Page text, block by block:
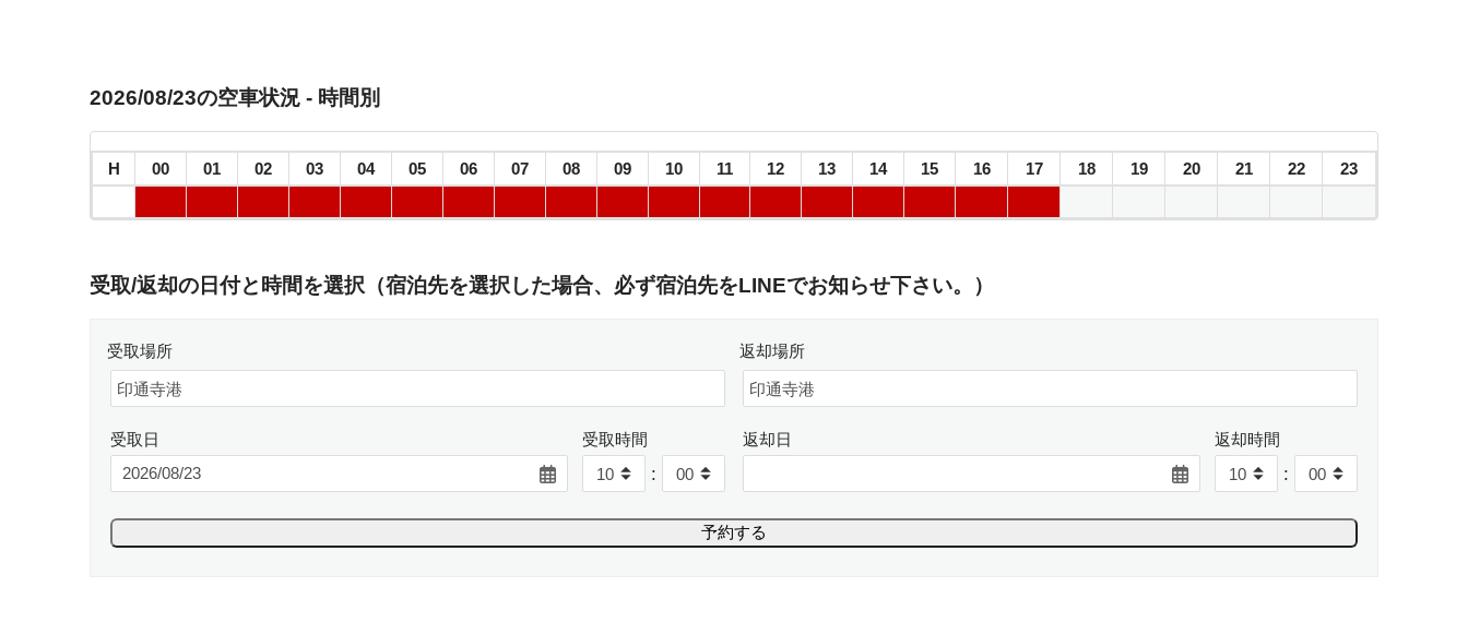
2026/08/23の空車状況 - 時間別
H 00 01 02 03 04 05 06 07 08 09 10 11 12 13 14 15 16 17 18 19 20 21 22 23
受取/返却の日付と時間を選択（宿泊先を選択した場合、必ず宿泊先をLINEでお知らせ下さい。）
受取場所 返却場所
受取日 受取時間
:
返却日 返却時間
: